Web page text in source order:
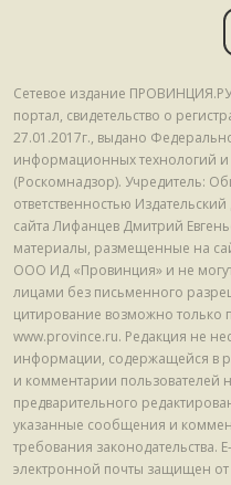
Сетевое издание
портал, свидетельство о
27.01.2017г., выдано
информационных технологий
(Роскомнадзор). Учредитель:
ответственностью
сайта Лифанцев Дмитрий
материалы, размещенные на
ООО ИД «Провинция» и не
лицами без письменного
цитирование возможно только
www.province.ru. Редакция не
информации, содержащейся в
и комментарии пользователей
предварительного
указанные сообщения и
требования законодательства.
электронной почты защищен